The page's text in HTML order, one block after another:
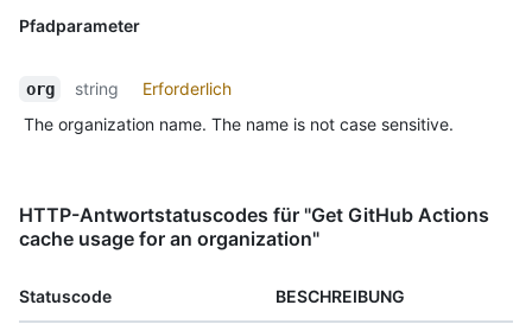
Pfadparameter
org string
Erforderlich
The organization name. The name is not case sensitive.
HTTP-Antwortstatuscodes für "Get GitHub Actions
cache usage for an organization"
Statuscode BESCHREIBUNG